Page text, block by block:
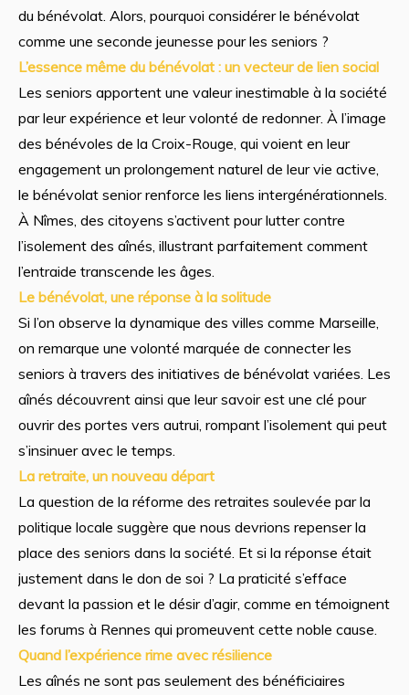
du bénévolat. Alors, pourquoi considérer le bénévolat
comme une seconde jeunesse pour les seniors ?
L’essence même du bénévolat : un vecteur de lien social
Les seniors apportent une valeur inestimable à la société
par leur expérience et leur volonté de redonner. À l’image
des bénévoles de la Croix-Rouge, qui voient en leur
engagement un prolongement naturel de leur vie active,
le bénévolat senior renforce les liens intergénérationnels.
À Nîmes, des citoyens s’activent pour lutter contre
l’isolement des aînés, illustrant parfaitement comment
l’entraide transcende les âges.
Le bénévolat, une réponse à la solitude
Si l’on observe la dynamique des villes comme Marseille,
on remarque une volonté marquée de connecter les
seniors à travers des initiatives de bénévolat variées. Les
aînés découvrent ainsi que leur savoir est une clé pour
ouvrir des portes vers autrui, rompant l’isolement qui peut
s’insinuer avec le temps.
La retraite, un nouveau départ
La question de la réforme des retraites soulevée par la
politique locale suggère que nous devrions repenser la
place des seniors dans la société. Et si la réponse était
justement dans le don de soi ? La praticité s’efface
devant la passion et le désir d’agir, comme en témoignent
les forums à Rennes qui promeuvent cette noble cause.
Quand l’expérience rime avec résilience
Les aînés ne sont pas seulement des bénéficiaires